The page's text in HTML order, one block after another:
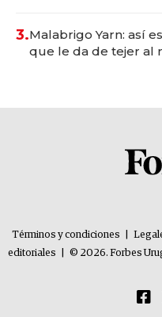
3.Malabrigo Yarn: así
que le da de tejer al
Términos y condiciones
editoriales
© 2026. Forbes